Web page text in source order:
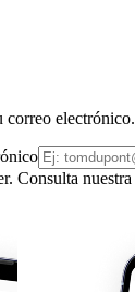
correo electrónico.
Consulta nuestra